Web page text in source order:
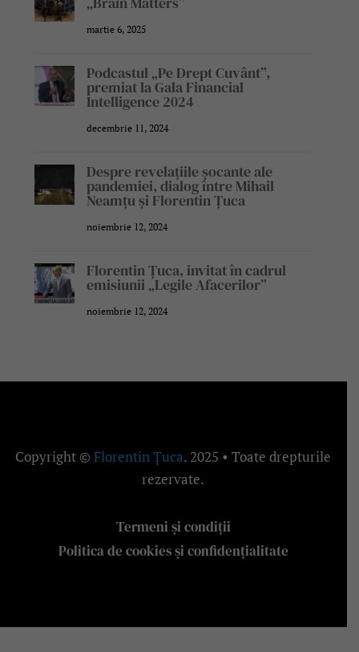
martie 6, 2025
Podcastul „Pe Drept Cuvânt”,
premiat la Gala Financial
Intelligence 2024
decembrie 11, 2024
Despre revelațiile șocante ale
pandemiei, dialog între Mihail
Neamțu și Florentin Țuca
noiembrie 12, 2024
Florentin Țuca, invitat în cadrul
emisiunii „Legile Afacerilor”
noiembrie 12, 2024
Copyright ©Florentin Țuca. 2025 • Toate drepturile
rezervate.
Termeni și condiții
Politica de cookies și confidențialitate